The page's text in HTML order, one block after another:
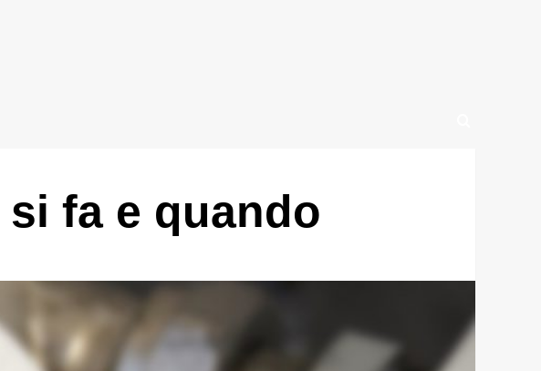
fa e quando